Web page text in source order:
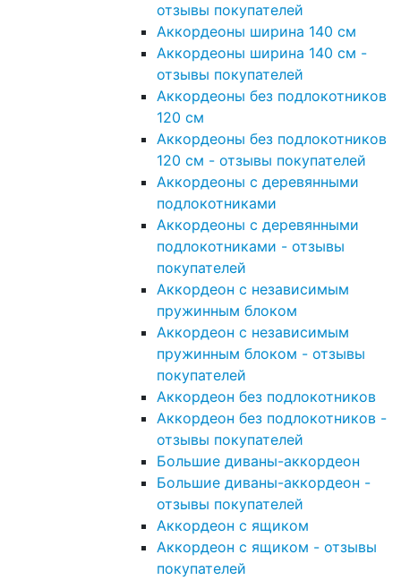
отзывы покупателей
Аккордеоны ширина 140 см
Аккордеоны ширина 140 см -
отзывы покупателей
Аккордеоны без подлокотников
120 см
Аккордеоны без подлокотников
120 см - отзывы покупателей
Аккордеоны с деревянными
подлокотниками
Аккордеоны с деревянными
подлокотниками - отзывы
покупателей
Аккордеон с независимым
пружинным блоком
Аккордеон с независимым
пружинным блоком - отзывы
покупателей
Аккордеон без подлокотников
Аккордеон без подлокотников -
отзывы покупателей
Большие диваны-аккордеон
Большие диваны-аккордеон -
отзывы покупателей
Аккордеон с ящиком
Аккордеон с ящиком - отзывы
покупателей